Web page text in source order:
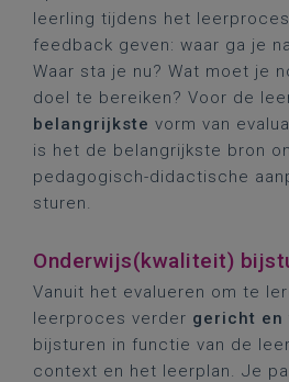
leerling tijdens het
feedback geven: waar ga je
Waar sta je nu? Wat moet je
doel te bereiken? Voor de
belangrijkste vorm van
is het de belangrijkste bron
pedagogisch-didactische
sturen.
Onderwijs(kwaliteit)
Vanuit het evalueren om te
leerproces verder gericht en
bijsturen in functie van de
context en het leerplan. Je